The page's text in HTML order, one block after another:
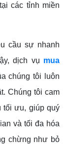
các tỉnh miền
cầu sự nhanh
dịch vụ mua
chúng tôi luôn
Chúng tôi cam
tối ưu, giúp quý
và tối đa hóa
chừng như bỏ